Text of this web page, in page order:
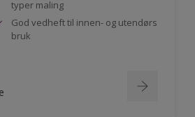
typer maling
God vedheft til innen- og utendørs
bruk